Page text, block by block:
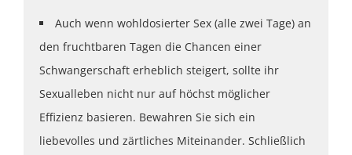
Auch wenn wohldosierter Sex (alle zwei Tage) an
den fruchtbaren Tagen die Chancen einer
Schwangerschaft erheblich steigert, sollte ihr
Sexualleben nicht nur auf höchst möglicher
Effizienz basieren. Bewahren Sie sich ein
liebevolles und zärtliches Miteinander. Schließlich